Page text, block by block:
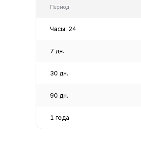
Период
Часы: 24
7 дн.
30 дн.
90 дн.
1 года